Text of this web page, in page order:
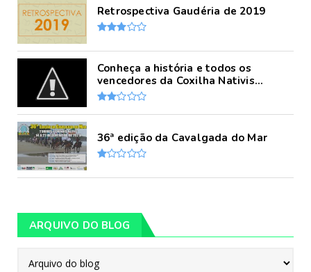
Retrospectiva Gaudéria de 2019
Conheça a história e todos os
vencedores da Coxilha Nativis...
36ª edição da Cavalgada do Mar
ARQUIVO DO BLOG